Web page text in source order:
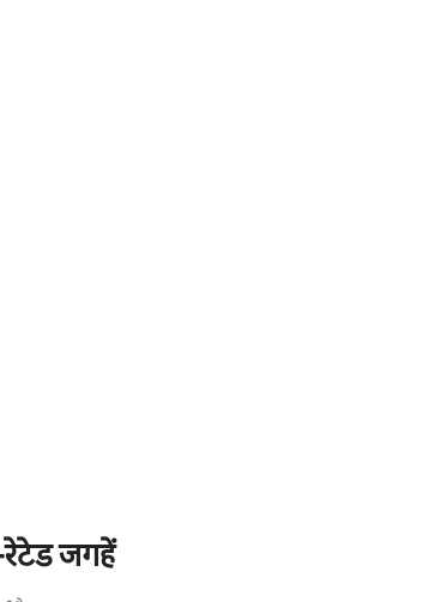
रेटेड जगहें